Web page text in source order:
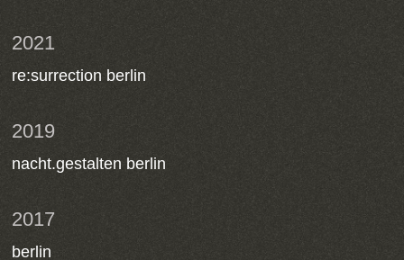
2021
re:surrection berlin
2019
nacht.gestalten berlin
2017
berlin